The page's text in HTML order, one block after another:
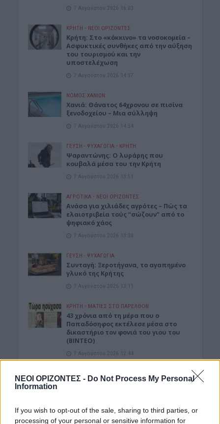
ΝΕΟΙ ΟΡΙΖΟΝΤΕΣ - Do Not Process My Personal
Information
If you wish to opt-out of the sale, sharing to third parties, or
processing of your personal or sensitive information for
7 Αυγούστου 2026 16:03
ΚΡΗΤΗ • ΝΕΟΙ ΟΡΙΖΟΝΤΕΣ
Κρήτη: Στο «κόκκινο» τα νοσοκομεία –
Ασφυκτικές συνθήκες από την αύξηση
του τουρισμού και την
υποστελέχωση
7 Αυγούστου 2026 14:57
ΝΟΜΌΣ ΧΑΝΊΩΝ
Χανιά: Θάνατος 64χρονου σε πισίνα
ξενοδοχείου – Μια σύλληψη
7 Αυγούστου 2026 14:54
ΓΕΎΣΗ - ΨΥΧΑΓΩΓΊΑ • ΚΡΗΤΗ
Ψαραντώνης: Ο λυράρης που
κουβαλά μέσα του την Κρήτη
7 Αυγούστου 2026 13:51
ΑΓΡΟΤΙΚΑ • ΝΕΟΙ ΟΡΙΖΟΝΤΕΣ
Ανάσα για χιλιάδες αγρότες – Πώς τα
ελαιοτριβεία τούς “σώζουν” από το
ψηφιακό χάος
7 Αυγούστου 2026 13:30
ΓΕΎΣΗ - ΨΥΧΑΓΩΓΊΑ
Συνταγή: Ξεροτήγανα, το αγαπημένο
γλυκό της Κρήτης
7 Αυγούστου 2026 13:11
ΚΡΗΤΗ • ΜΑΤΙΕΣ ΣΤΟ ΠΑΡΕΛΘΟΝ
43 χρόνια από τη μέρα που ο
Παπαδόσηφος εκτέλεσε μέσα στο
δικαστήριο τον φονιά του γιου του
(ΒΙΝΤΕΟ)
7 Αυγούστου 2026 12:44
Δημοφιλή αυτή την εβδομάδα